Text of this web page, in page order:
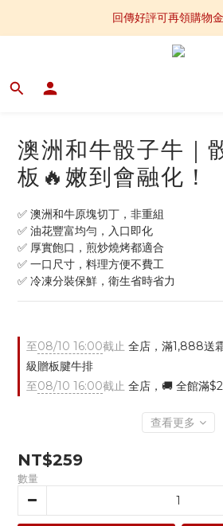
📣全館滿$2,800免運贈板
回傳好評可再領購物
📢加入官方LINE 獲得免運
澳洲和牛骰子牛｜
板🔥嫩到會融化！
✅ 澳洲和牛原塊切丁，非重組
✅ 油花豐富均勻，入口即化
✅ 厚實飽口，煎炒燒烤都適合
✅ 一口尺寸，料理方便不費工
✅ 冷凍分裝保鮮，衛生省時省力
至08/10 16:00截止 全店，滿1,888送
級贈板腱牛排
至08/10 16:00截止 全店，🚚 全館滿
查看更多
NT$259
數量